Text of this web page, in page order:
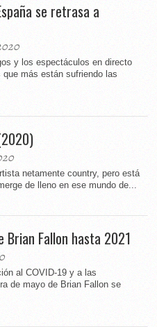
se retrasa a
y los espectáculos en directo
más están sufriendo las
netamente country, pero está
de lleno en ese mundo de...
Brian Fallon hasta 2021
al COVID-19 y a las
de mayo de Brian Fallon se